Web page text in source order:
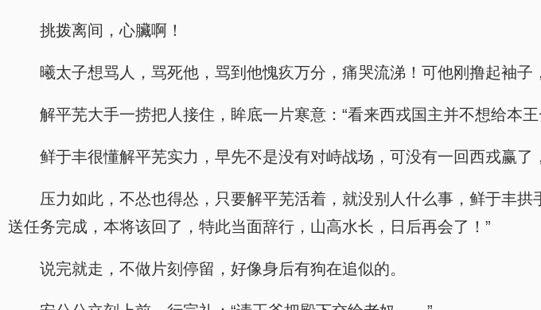
挑拨离间，心臟啊！
曦太子想骂人，骂死他，骂到他愧疚万分，痛哭流涕！可他刚撸起袖
解平芜大手一捞把人接住，眸底一片寒意：“看来西戎国主并不想给本
鲜于丰很懂解平芜实力，早先不是没有对峙战场，可没有一回西戎赢了
压力如此，不怂也得怂，只要解平芜活着，就没别人什么事，鲜于丰
送任务完成，本将该回了，特此当面辞行，山高水长，日后再会了！”
说完就走，不做片刻停留，好像身后有狗在追似的。